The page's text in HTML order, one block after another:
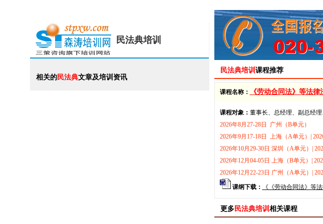
民法典培训
相关的民法典文章及培训资讯
民法典培训 课程推荐
课程名称： 《劳动合同法》等法
课程对象： 董事长、总经理、副总经
2026年8月27-28日 广州（B单元）
2026年9月17-18日 上海（A单元）|
2026年10月29-30日 深圳（A单元）|
2026年12月04-05日 上海（B单元）|
2026年12月22-23日 广州（A单元）|
课纲下载： 《《劳动合同法》等
更多民法典培训 相关课程